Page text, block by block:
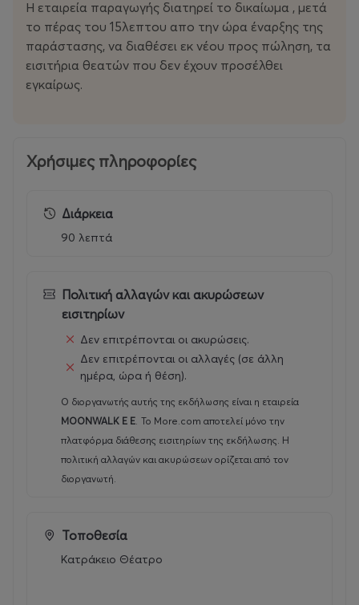
Η εταιρεία παραγωγής διατηρεί το δικαίωμα , μετά
το πέρας του 15λεπτου απο την ώρα έναρξης της
παράστασης, να διαθέσει εκ νέου προς πώληση, τα
εισιτήρια θεατών που δεν έχουν προσέλθει
εγκαίρως.
Χρήσιμες πληροφορίες
Διάρκεια
90 λεπτά
Πολιτική αλλαγών και ακυρώσεων
εισιτηρίων
Δεν επιτρέπονται οι ακυρώσεις.
Δεν επιτρέπονται οι αλλαγές (σε άλλη
ημέρα, ώρα ή θέση).
Ο διοργανωτής αυτής της εκδήλωσης είναι η εταιρεία
MOONWALK E E. Το More.com αποτελεί μόνο την
πλατφόρμα διάθεσης εισιτηρίων της εκδήλωσης. Η
πολιτική αλλαγών και ακυρώσεων ορίζεται από τον
διοργανωτή.
Τοποθεσία
Κατράκειο Θέατρο